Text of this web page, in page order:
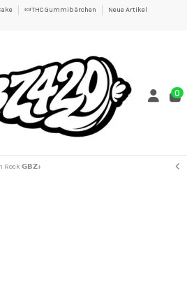
🍬THC Gummibärchen
Neue Artikel
0
Rock 𝗚𝗕𝗭+